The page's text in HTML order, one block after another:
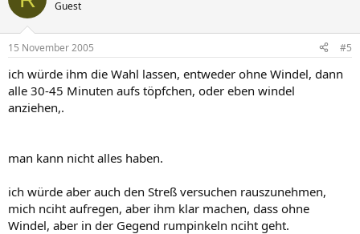
Guest
15 November 2005 #5
ich würde ihm die Wahl lassen, entweder ohne Windel, dann
alle 30-45 Minuten aufs töpfchen, oder eben windel
anziehen,.
man kann nicht alles haben.
ich würde aber auch den Streß versuchen rauszunehmen,
mich nciht aufregen, aber ihm klar machen, dass ohne
Windel, aber in der Gegend rumpinkeln nciht geht.